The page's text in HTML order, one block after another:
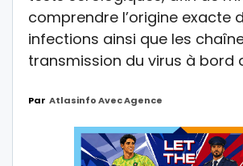
comprendre l’origine exacte
infections ainsi que les
transmission du virus à bord
Par Atlasinfo Avec Agence